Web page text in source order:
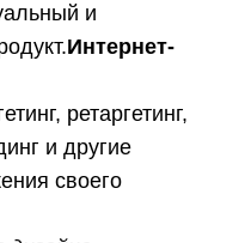
и
Интернет-
ретаргетинг,
и другие
своего